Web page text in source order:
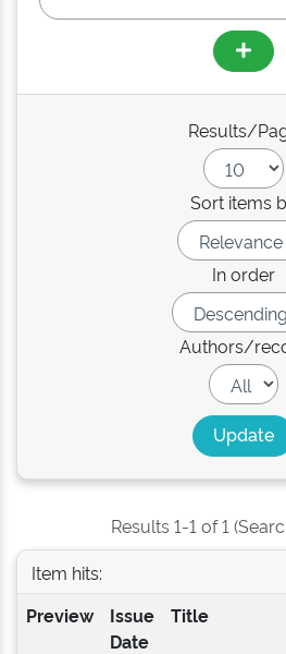
Results/
Sort items
In order
Authors/
Results 1-1 of 1
Item hits:
Preview
Issue
Date
Title